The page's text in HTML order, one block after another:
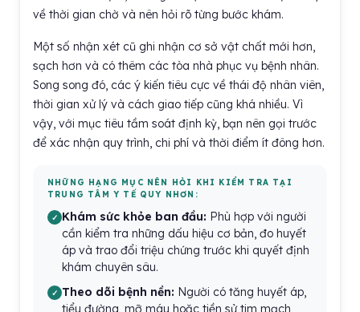
về thời gian chờ và nên hỏi rõ từng bước khám.
Một số nhận xét cũ ghi nhận cơ sở vật chất mới hơn,
sạch hơn và có thêm các tòa nhà phục vụ bệnh nhân.
Song song đó, các ý kiến tiêu cực về thái độ nhân viên,
thời gian xử lý và cách giao tiếp cũng khá nhiều. Vì
vậy, với mục tiêu tầm soát định kỳ, bạn nên gọi trước
để xác nhận quy trình, chi phí và thời điểm ít đông hơn.
NHỮNG HẠNG MỤC NÊN HỎI KHI KIỂM TRA TẠI
TRUNG TÂM Y TẾ QUY NHƠN:
Khám sức khỏe ban đầu: Phù hợp với người
cần kiểm tra những dấu hiệu cơ bản, đo huyết
áp và trao đổi triệu chứng trước khi quyết định
khám chuyên sâu.
Theo dõi bệnh nền: Người có tăng huyết áp,
tiểu đường, mỡ máu hoặc tiền sử tim mạch